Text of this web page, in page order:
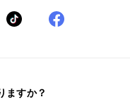
ますか？